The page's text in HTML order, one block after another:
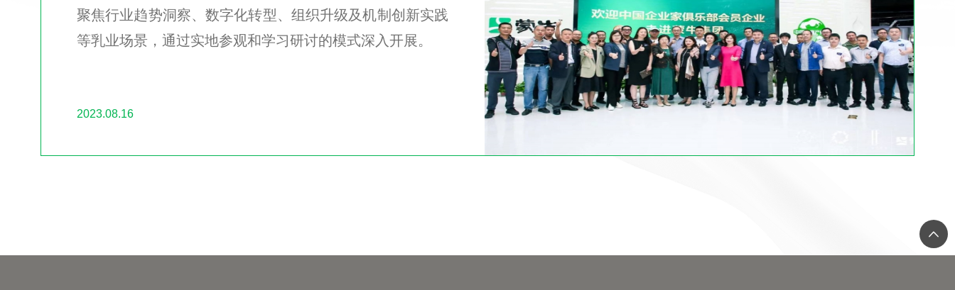
聚焦行业趋势洞察、数字化转型、组织升级及机制创新实践
等乳业场景，通过实地参观和学习研讨的模式深入开展。
2023.08.16